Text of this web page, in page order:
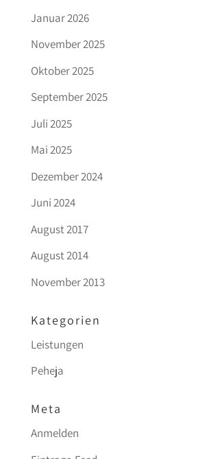
Januar 2026
November 2025
Oktober 2025
September 2025
Juli 2025
Mai 2025
Dezember 2024
Juni 2024
August 2017
August 2014
November 2013
Kategorien
Leistungen
Peheja
Meta
Anmelden